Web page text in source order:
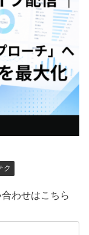
ク
わせはこちら